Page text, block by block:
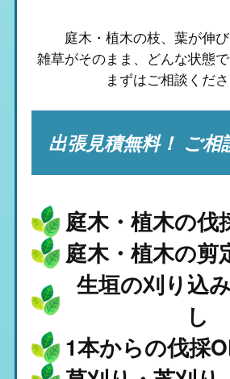
庭木・植木の枝、葉が伸び
雑草がそのまま、 どんな状態
まずはご相談くださ
出張見積無料！ ご相
庭木・植木の伐
1本からの伐採
庭木・植木の剪
生垣の刈り込
し